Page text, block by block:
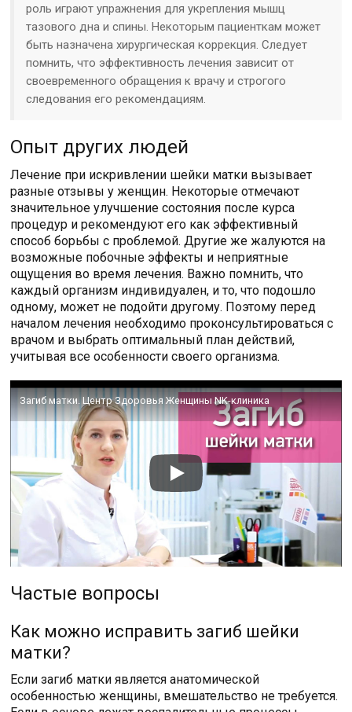
роль играют упражнения для укрепления мышц
тазового дна и спины. Некоторым пациенткам может
быть назначена хирургическая коррекция. Следует
помнить, что эффективность лечения зависит от
своевременного обращения к врачу и строгого
следования его рекомендациям.
Опыт других людей
Лечение при искривлении шейки матки вызывает
разные отзывы у женщин. Некоторые отмечают
значительное улучшение состояния после курса
процедур и рекомендуют его как эффективный
способ борьбы с проблемой. Другие же жалуются на
возможные побочные эффекты и неприятные
ощущения во время лечения. Важно помнить, что
каждый организм индивидуален, и то, что подошло
одному, может не подойти другому. Поэтому перед
началом лечения необходимо проконсультироваться с
врачом и выбрать оптимальный план действий,
учитывая все особенности своего организма.
Загиб матки. Центр Здоровья Женщины NK-клиника
Частые вопросы
Как можно исправить загиб шейки
матки?
Если загиб матки является анатомической
особенностью женщины, вмешательство не требуется.